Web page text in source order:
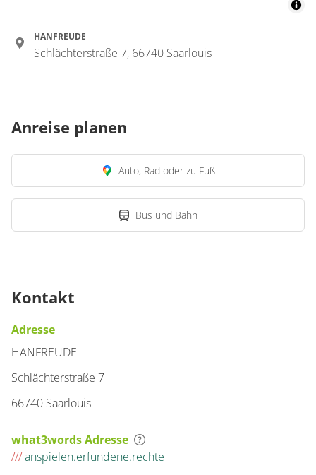
HANFREUDE
Schlächterstraße 7, 66740 Saarlouis
Anreise planen
Auto, Rad oder zu Fuß
Bus und Bahn
Kontakt
Adresse
HANFREUDE
Schlächterstraße 7
66740 Saarlouis
what3words Adresse
///anspielen.erfundene.rechte